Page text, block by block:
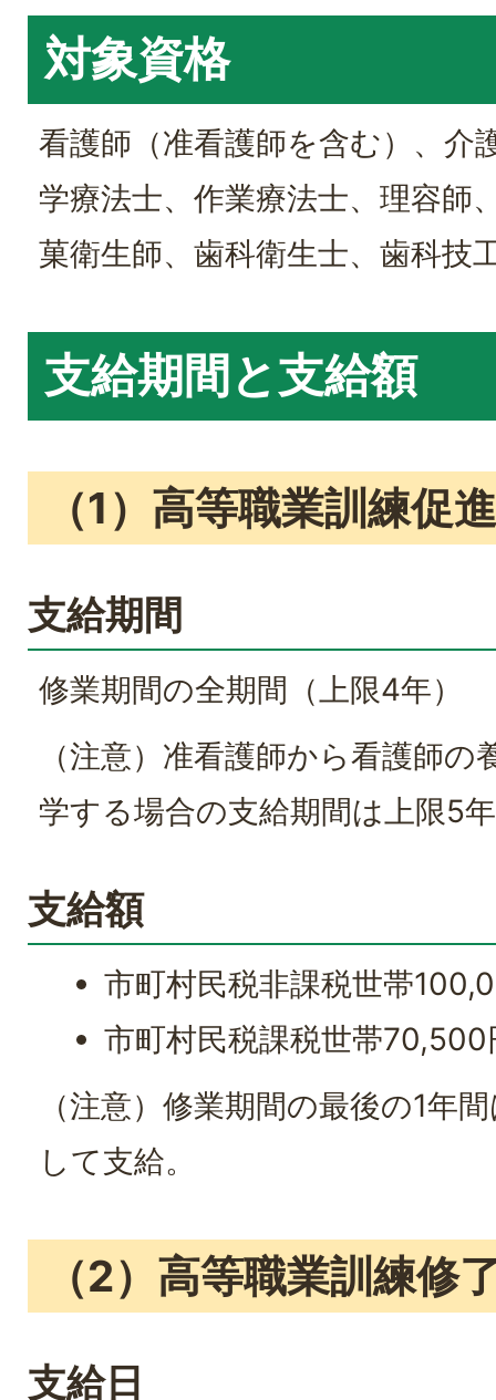
対象資格
看護師（准看護師を含む）、介
学療法士、作業療法士、理容師
菓衛生師、歯科衛生士、歯科技
支給期間と支給額
（1）高等職業訓練促
支給期間
修業期間の全期間（上限4年）
（注意）准看護師から看護師
学する場合の支給期間は上限5年
支給額
市町村民税非課税世帯
市町村民税課税世帯
（注意）修業期間の最後の1年
して支給。
（2）高等職業訓練修
支給日